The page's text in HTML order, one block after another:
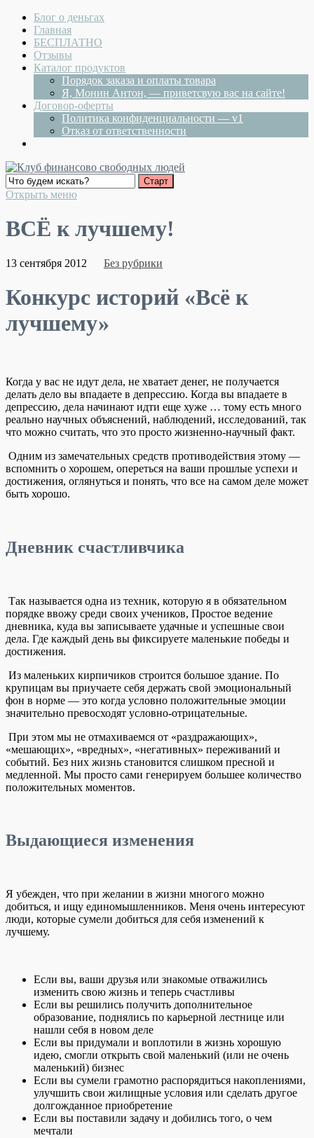
Блог о деньгах
Главная
БЕСПЛАТНО
Отзывы
Каталог продуктов
Порядок заказа и оплаты товара
Я, Монин Антон, — приветсвую вас на сайте!
Договор-оферты
Политика конфиденциальности — v1
Отказ от ответственности
Открыть меню
ВСЁ к лучшему!
13 сентября 2012 Без рубрики
Конкурс историй «Всё к
лучшему»
Когда у вас не идут дела, не хватает денег, не получается
делать дело вы впадаете в депрессию. Когда вы впадаете в
депрессию, дела начинают идти еще хуже … тому есть много
реально научных объяснений, наблюдений, исследований, так
что можно считать, что это просто жизненно-научный факт.
Одним из замечательных средств противодействия этому —
вспомнить о хорошем, опереться на ваши прошлые успехи и
достижения, оглянуться и понять, что все на самом деле может
быть хорошо.
Дневник счастливчика
Так называется одна из техник, которую я в обязательном
порядке ввожу среди своих учеников, Простое ведение
дневника, куда вы записываете удачные и успешные свои
дела. Где каждый день вы фиксируете маленькие победы и
достижения.
Из маленьких кирпичиков строится большое здание. По
крупицам вы приучаете себя держать свой эмоциональный
фон в норме — это когда условно положительные эмоции
значительно превосходят условно-отрицательные.
При этом мы не отмахиваемся от «раздражающих»,
«мешающих», «вредных», «негативных» переживаний и
событий. Без них жизнь становится слишком пресной и
медленной. Мы просто сами генерируем большее количество
положительных моментов.
Выдающиеся изменения
Я убежден, что при желании в жизни многого можно
добиться, и ищу единомышленников. Меня очень интересуют
люди, которые сумели добиться для себя изменений к
лучшему.
Если вы, ваши друзья или знакомые отважились
изменить свою жизнь и теперь счастливы
Если вы решились получить дополнительное
образование, поднялись по карьерной лестнице или
нашли себя в новом деле
Если вы придумали и воплотили в жизнь хорошую
идею, смогли открыть свой маленький (или не очень
маленький) бизнес
Если вы сумели грамотно распорядиться накоплениями,
улучшить свои жилищные условия или сделать другое
долгожданное приобретение
Если вы поставили задачу и добились того, о чем
мечтали